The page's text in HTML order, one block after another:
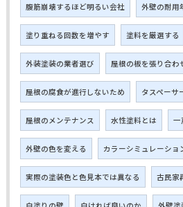
腹筋崩壊するほど明るい会社 外壁の耐用
塗り重ねる回数を増やす 塗料を厳選する
外装塗装の業者選び 屋根の板を張り合わ
屋根の腐食が進行しないため タスペーサ
屋根のメンテナンス 水性塗料とは 一
外壁の色を変える カラーシミュレーショ
実際の塗装色と色見本では異なる 古民家